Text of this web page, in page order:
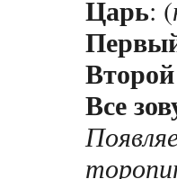
Царь: (
Все